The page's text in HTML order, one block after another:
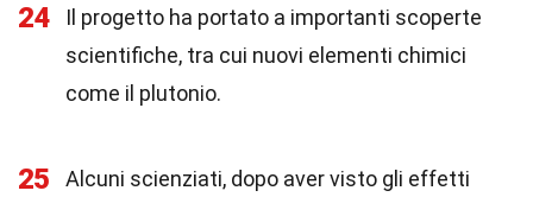
24
Il progetto ha portato a importanti scoperte
scientifiche, tra cui nuovi elementi chimici
come il plutonio.
25
Alcuni scienziati, dopo aver visto gli effetti